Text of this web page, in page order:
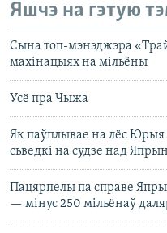
Яшчэ на гэтую
Сына топ-мэнэджэра
махінацыях на мільёны
Усё пра Чыжа
Як паўплывае на лёс Юрыя
сьведкі на судзе над
Пацярпелы па справе
— мінус 250 мільёнаў